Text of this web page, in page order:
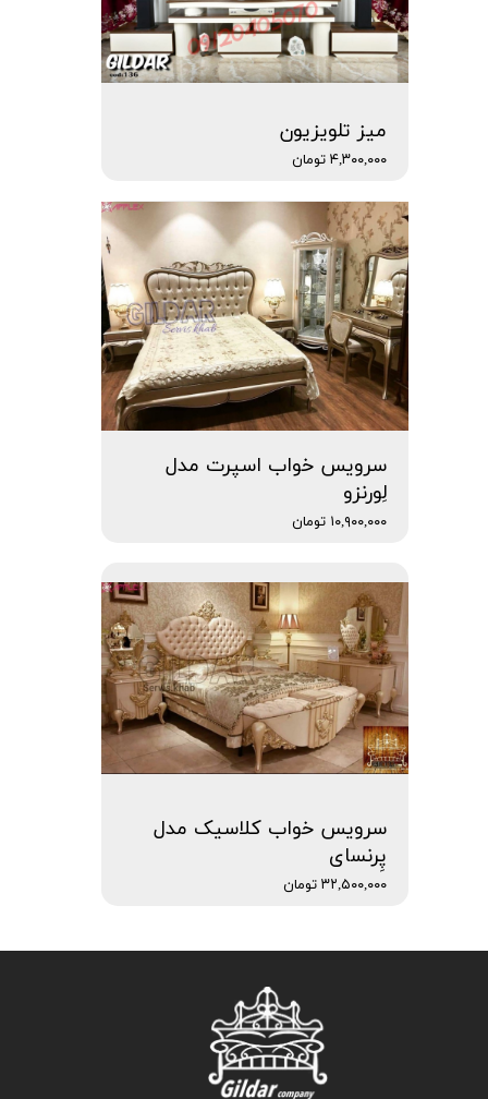
میز تلویزیون
۴,۳۰۰,۰۰۰ تومان
سرویس خواب اسپرت مدل
لِورنزو
۱۰,۹۰۰,۰۰۰ تومان
سرویس خواب کلاسیک مدل
پِرنسای
۳۲,۵۰۰,۰۰۰ تومان